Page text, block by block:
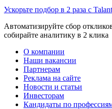
Ускорьте подбор в 2 раза с
Автоматизируйте сбор
собирайте аналитику в 2 клика
О компании
Наши вакансии
Партнерам
Реклама на сайте
Новости и статьи
Инвесторам
Кандидаты по